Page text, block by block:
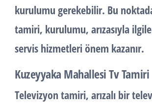
kurulumu gerekebilir. Bu
tamiri, kurulumu, arızasıyla
servis hizmetleri önem kazanır.
Kuzeyyaka Mahallesi Tv Tamiri
Televizyon tamiri, arızalı bir